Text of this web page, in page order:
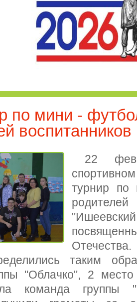
по мини -
воспитанников
22
турнир по
таким
"Облачко", 2
команда группы